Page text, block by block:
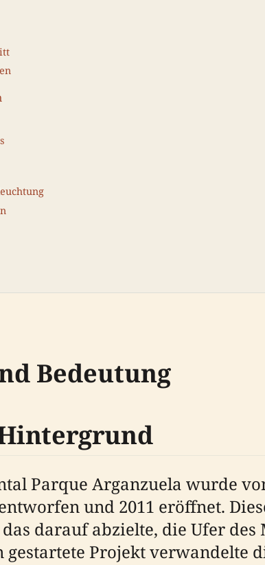
Bedeutung
Parque Arganzuela wurde
und 2011 eröffnet.
darauf abzielte, die Ufer
gestartete Projekt verwandelte